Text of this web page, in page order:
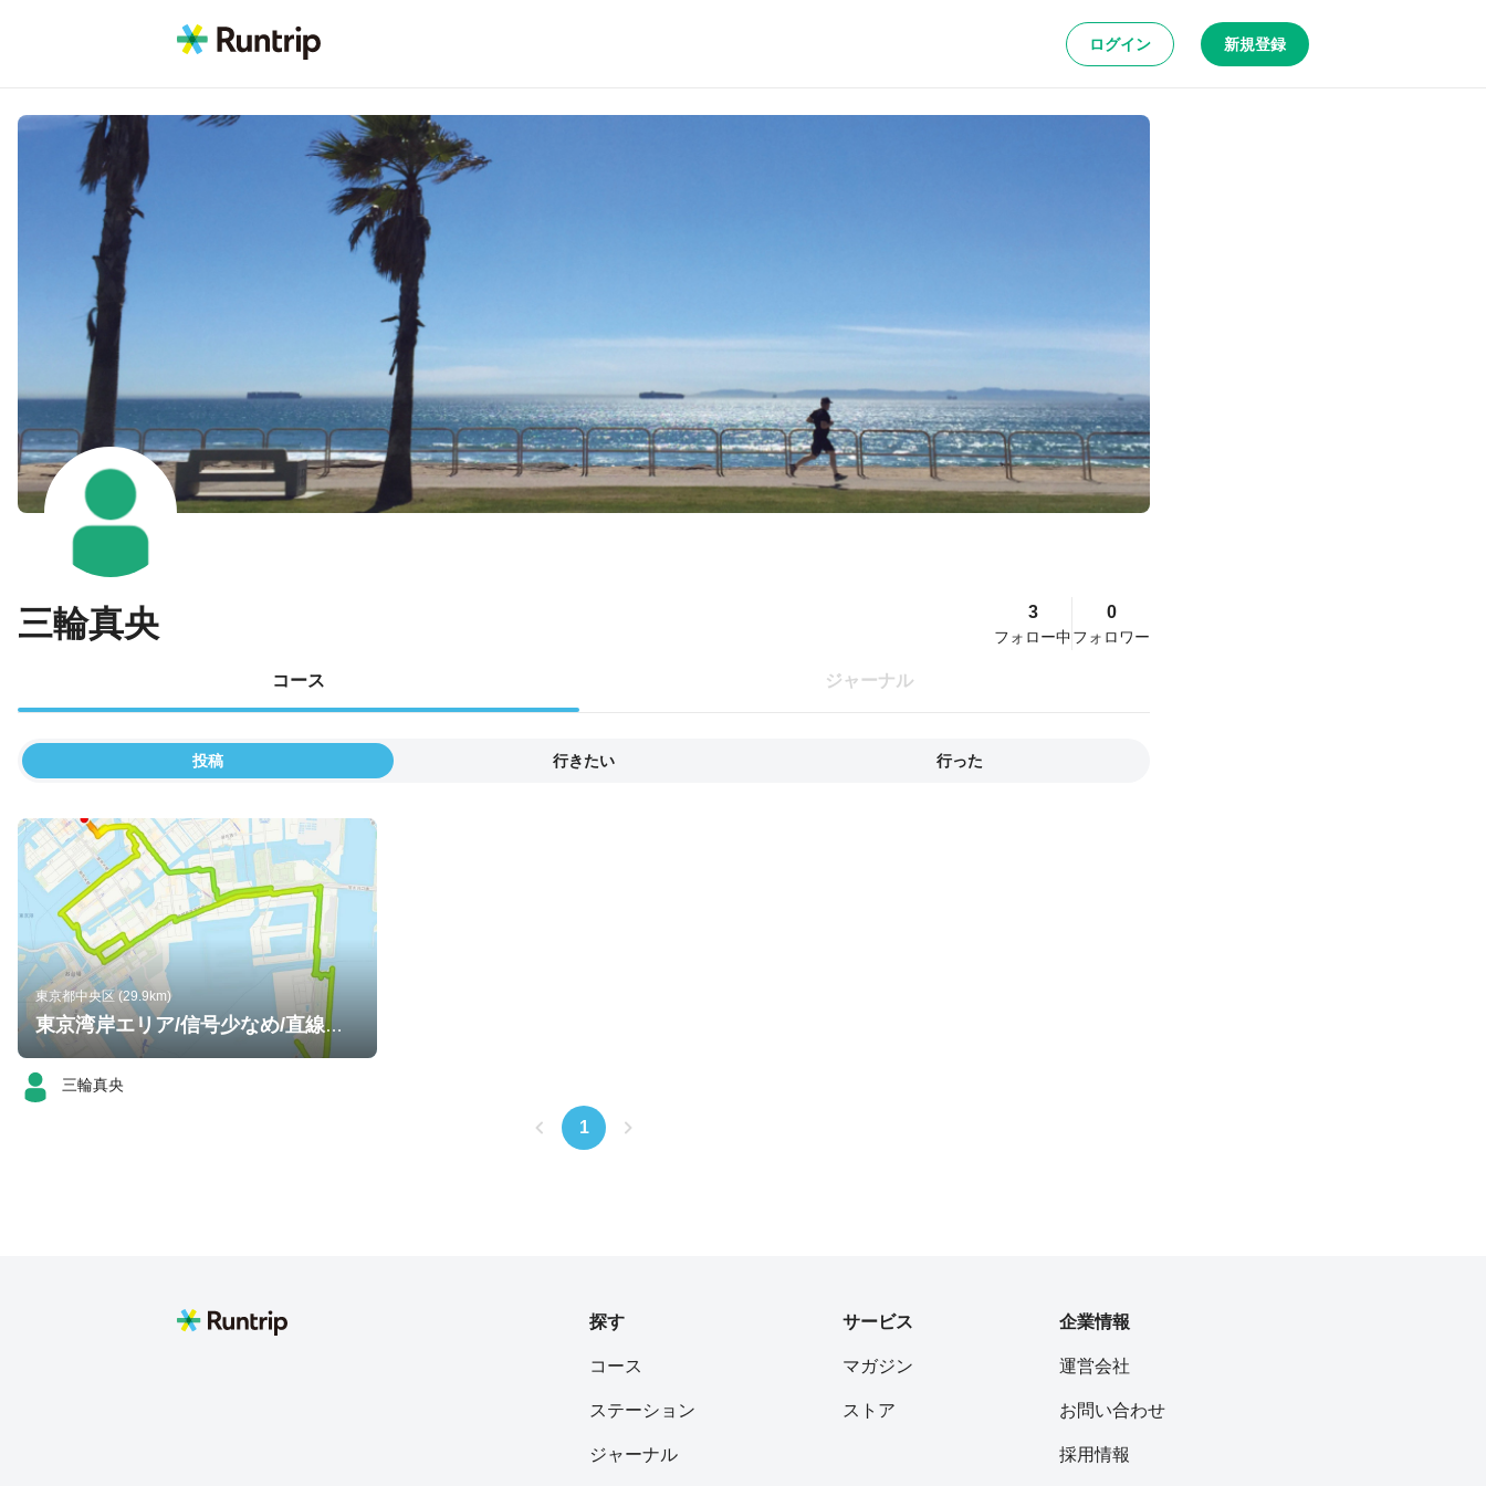
ログイン 新規登録
三輪真央 3
フォロー中
0
フォロワー
コース ジャーナル
投稿 行きたい 行った
東京都中央区 (29.9km)
東京湾岸エリア/信号少なめ/直線で距離走には良いかも！
三輪真央
1
探す
コース
ステーション
ジャーナル
サービス
マガジン
ストア
企業情報
運営会社
お問い合わせ
採用情報